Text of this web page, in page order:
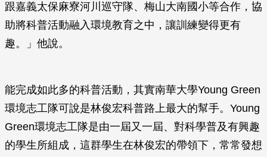
跟嘉義太保麻寮河川巡守隊、梅山大南國小等合作，協
助將科普活動融入環境教育之中，讓訓練變得更有
趣。」他說。
能完成如此多的科普活動，其實南華大學Young Green
環境志工隊可說是林俊宏科普路上最大的幫手。Young
Green環境志工隊是由一屆又一屆、對科學普及有興趣
的學生所組成，這群學生在林俊宏的帶領下，常常發想